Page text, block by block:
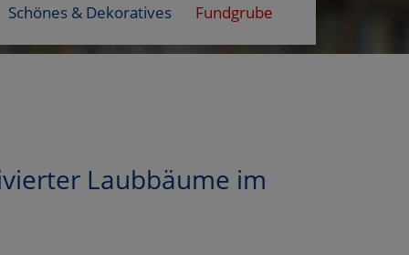
Schönes & Dekoratives Fundgrube
Laubbäume im